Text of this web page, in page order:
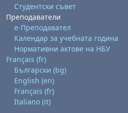
Студентски съвет
Преподаватели
е-Преподавател
Календар за учебната година
Нормативни актове на НБУ
Français ‎(fr)‎
Български ‎(bg)‎
English ‎(en)‎
Français ‎(fr)‎
Italiano ‎(it)‎